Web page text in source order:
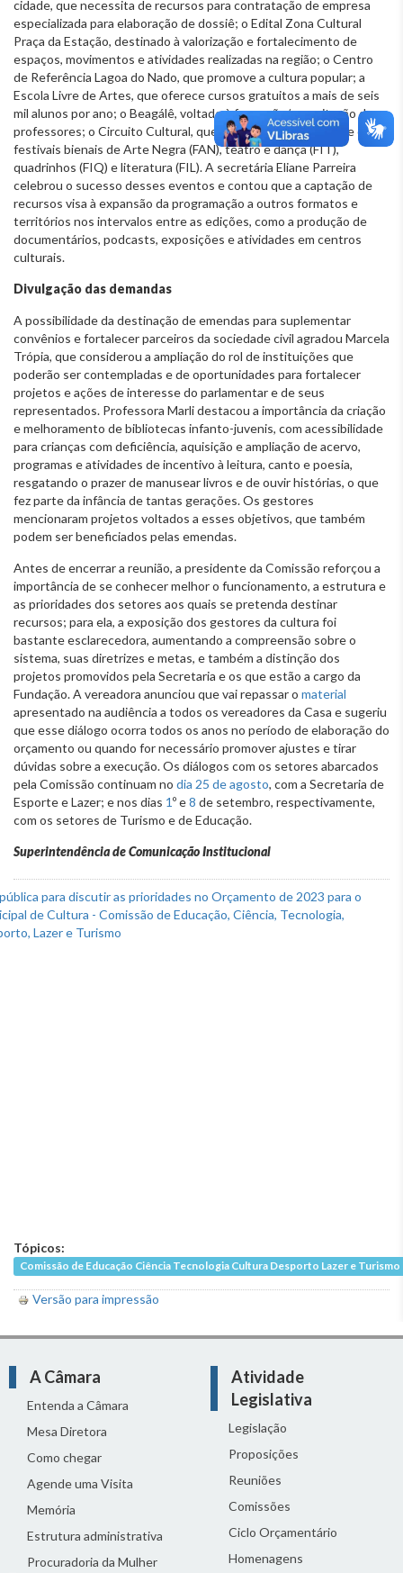
cidade, que necessita de recursos para contratação de empresa
especializada para elaboração de dossiê; o Edital Zona Cultural
Praça da Estação, destinado à valorização e fortalecimento de
espaços, movimentos e atividades realizadas na região; o Centro
de Referência Lagoa do Nado, que promove a cultura popular; a
Escola Livre de Artes, que oferece cursos gratuitos a mais de seis
mil alunos por ano; o Beagálê, voltado à formação/capacitação de
professores; o Circuito Cultural, que inclui a Virada Cultural e os
festivais bienais de Arte Negra (FAN), teatro e dança (FIT),
quadrinhos (FIQ) e literatura (FIL). A secretária Eliane Parreira
celebrou o sucesso desses eventos e contou que a captação de
recursos visa à expansão da programação a outros formatos e
territórios nos intervalos entre as edições, como a produção de
documentários, podcasts, exposições e atividades em centros
culturais.
Divulgação das demandas
A possibilidade da destinação de emendas para suplementar
convênios e fortalecer parceiros da sociedade civil agradou Marcela
Trópia, que considerou a ampliação do rol de instituições que
poderão ser contempladas e de oportunidades para fortalecer
projetos e ações de interesse do parlamentar e de seus
representados. Professora Marli destacou a importância da criação
e melhoramento de bibliotecas infanto-juvenis, com acessibilidade
para crianças com deficiência, aquisição e ampliação de acervo,
programas e atividades de incentivo à leitura, canto e poesia,
resgatando o prazer de manusear livros e de ouvir histórias, o que
fez parte da infância de tantas gerações. Os gestores
mencionaram projetos voltados a esses objetivos, que também
podem ser beneficiados pelas emendas.
Antes de encerrar a reunião, a presidente da Comissão reforçou a
importância de se conhecer melhor o funcionamento, a estrutura e
as prioridades dos setores aos quais se pretenda destinar
recursos; para ela, a exposição dos gestores da cultura foi
bastante esclarecedora, aumentando a compreensão sobre o
sistema, suas diretrizes e metas, e também a distinção dos
projetos promovidos pela Secretaria e os que estão a cargo da
Fundação. A vereadora anunciou que vai repassar o material
apresentado na audiência a todos os vereadores da Casa e sugeriu
que esse diálogo ocorra todos os anos no período de elaboração do
orçamento ou quando for necessário promover ajustes e tirar
dúvidas sobre a execução. Os diálogos com os setores abarcados
pela Comissão continuam no dia 25 de agosto, com a Secretaria de
Esporte e Lazer; e nos dias 1º e8 de setembro, respectivamente,
com os setores de Turismo e de Educação.
Superintendência de Comunicação Institucional
Tópicos:
Comissão de Educação Ciência Tecnologia Cultura Desporto Lazer e Turismo
Versão para impressão
A Câmara
Entenda a Câmara
Mesa Diretora
Como chegar
Agende uma Visita
Memória
Estrutura administrativa
Procuradoria da Mulher
Atividade
Legislativa
Legislação
Proposições
Reuniões
Comissões
Ciclo Orçamentário
Homenagens